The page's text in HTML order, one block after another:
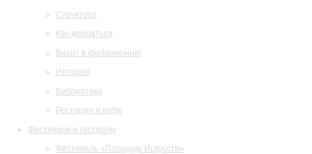
Структура
Как добраться
Визит в филармонию
История
Библиотека
Ресторан и кафе
Фестивали и гастроли
Фестиваль «Площадь Искусств»